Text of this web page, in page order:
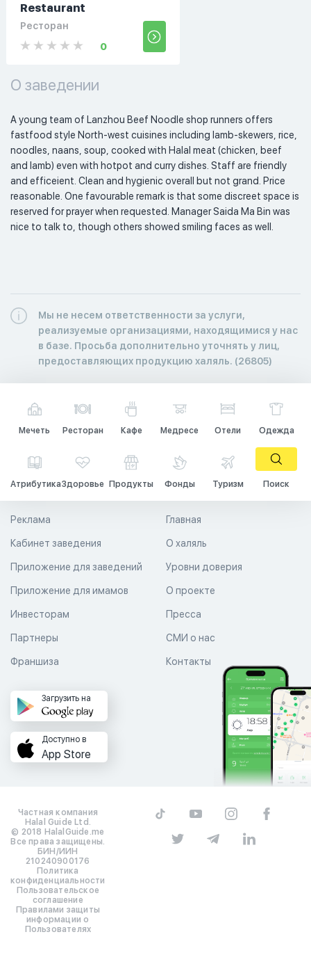
Restaurant
Ресторан
0
О заведении
A young team of Lanzhou Beef Noodle shop runners offers
fastfood style North-west cuisines including lamb-skewers, rice,
noodles, naans, soup, cooked with Halal meat (chicken, beef
and lamb) even with hotpot and curry dishes. Staff are friendly
and efficeient. Clean and hygienic overall but not grand. Price
reasonable. One favourable remark is that some discreet space is
reserved for prayer when requested. Manager Saida Ma Bin was
nice to talk to, though others showed smiling faces as well.
Мы не несем ответственности за услуги,
реализуемые организациями, находящимися у нас
в базе. Просьба дополнительно уточнять у лиц,
предоставляющих продукцию халяль. (26805)
Мечеть Ресторан Кафе Медресе Отели Одежда
АтрибутикаЗдоровье Продукты Фонды Туризм Поиск
Главная
О халяль
Уровни доверия
Реклама
Кабинет заведения
Приложение для заведений
Приложение для имамов О проекте
Пресса
СМИ о нас
Контакты
Инвесторам
Партнеры
Франшиза
Загрузить на
Доступно в
App Store
Частная компания
Halal Guide Ltd.
© 2018 HalalGuide.me
Все права защищены.
БИН/ИИН
210240900176
Политика
конфиденциальности
Пользовательское
соглашение
Правилами защиты
информации о
Пользователях